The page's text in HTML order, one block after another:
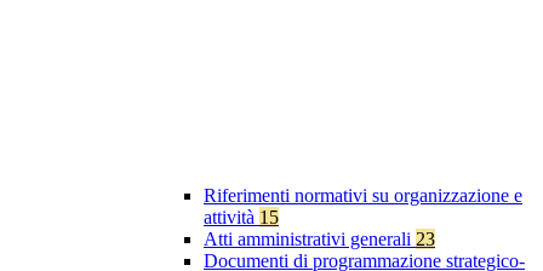
Riferimenti normativi su organizzazione e
attività 15
Atti amministrativi generali 23
Documenti di programmazione strategico-